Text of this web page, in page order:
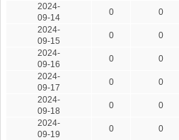
2024-
09-14
0 0
2024-
09-15
0 0
2024-
09-16
0 0
2024-
09-17
0 0
2024-
09-18
0 0
2024-
09-19
0 0